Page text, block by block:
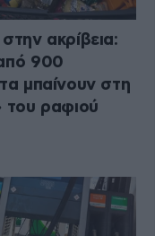
ακρίβεια:
900
μπαίνουν στη
του ραφιού